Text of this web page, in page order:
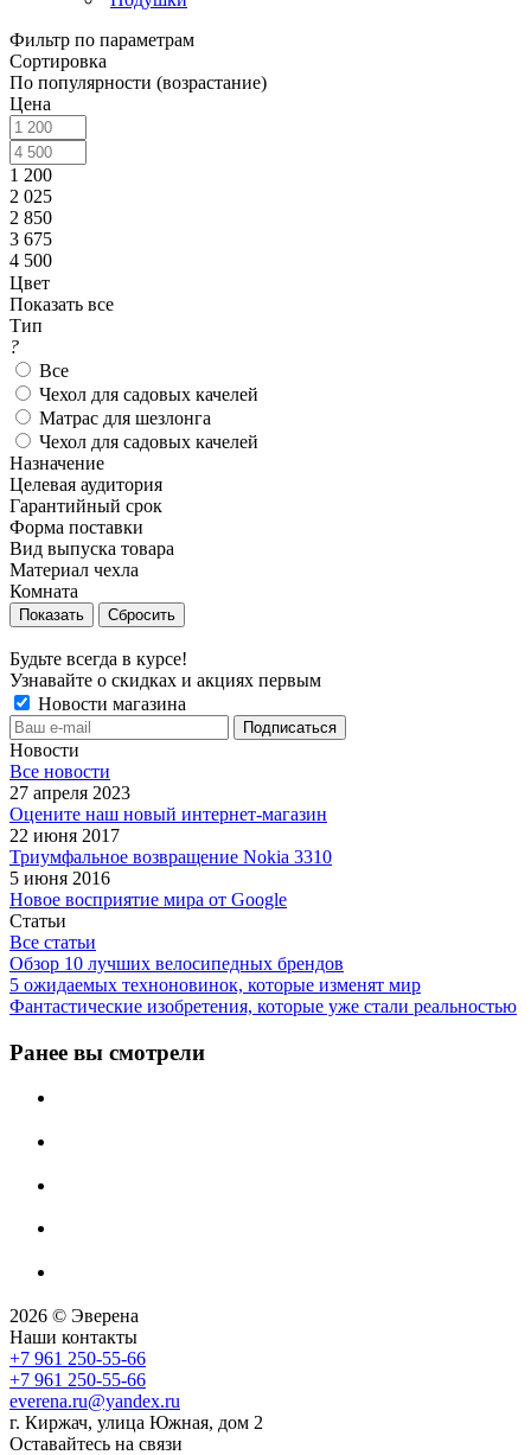
Фильтр по параметрам
Сортировка
По популярности (возрастание)
Цена
1 200
2 025
2 850
3 675
4 500
Цвет
Показать все
Тип
?
Все
Чехол для садовых качелей
Матрас для шезлонга
Чехол для садовых качелей
Назначение
Целевая аудитория
Гарантийный срок
Форма поставки
Вид выпуска товара
Материал чехла
Комната
Сбросить
Будьте всегда в курсе!
Узнавайте о скидках и акциях первым
Новости магазина
Новости
Все новости
27 апреля 2023
Оцените наш новый интернет-магазин
22 июня 2017
Триумфальное возвращение Nokia 3310
5 июня 2016
Новое восприятие мира от Google
Статьи
Все статьи
Обзор 10 лучших велосипедных брендов
5 ожидаемых техноновинок, которые изменят мир
Фантастические изобретения, которые уже стали реальностью
Ранее вы смотрели
2026 © Эверена
Наши контакты
+7 961 250-55-66
+7 961 250-55-66
everena.ru@yandex.ru
г. Киржач, улица Южная, дом 2
Оставайтесь на связи